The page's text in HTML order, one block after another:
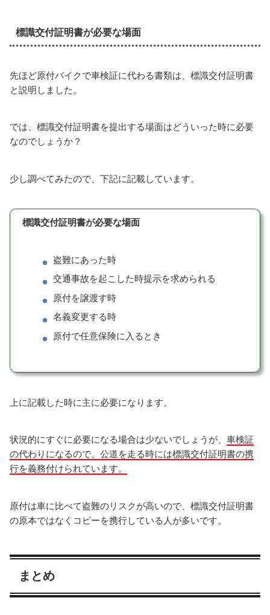
標識交付証明書が必要な場面
先ほど原付バイクで車検証に代わる書類は、標識交付証明書
と説明しました。
では、標識交付証明書を提出する場面はどういった時に必要
なのでしょうか？
少し調べてみたので、下記に記載しています。
標識交付証明書が必要な場面
盗難にあった時
交通事故を起こした時提示を求められる
原付を譲渡す時
名義変更する時
原付で任意保険に入るとき
上に記載した時に主に必要になります。
状況的にすぐに必要になる場合は少ないでしょうが、 車検証
の代わりになるので、公道を走る時には標識交付証明書の携
行を義務付けられています。
原付は車に比べて盗難のリスクが高いので、標識交付証明書
の原本ではなくコピーを携行している人が多いです。
まとめ